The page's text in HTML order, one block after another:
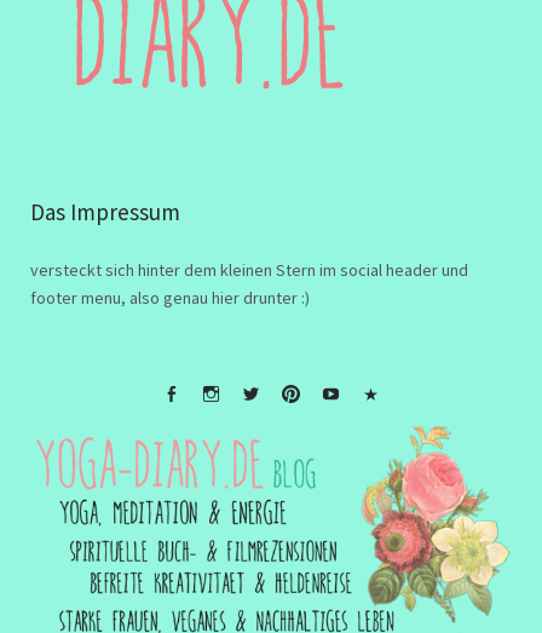
Das Impressum
versteckt sich hinter dem kleinen Stern im social header und
footer menu, also genau hier drunter :)
Impressum
Disclaimer